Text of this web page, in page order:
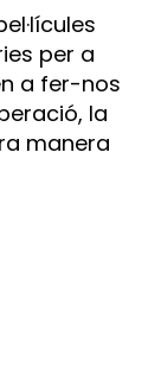
per a
a fer-nos
la
manera